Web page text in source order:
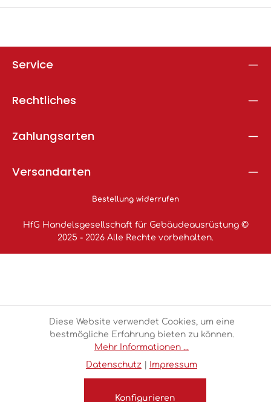
Service
Rechtliches
Zahlungsarten
Versandarten
Bestellung widerrufen
HfG Handelsgesellschaft für Gebäudeausrüstung ©
2025 - 2026 Alle Rechte vorbehalten.
Diese Website verwendet Cookies, um eine
bestmögliche Erfahrung bieten zu können.
Mehr Informationen ...
Datenschutz
Impressum
Konfigurieren